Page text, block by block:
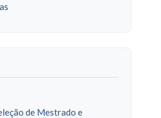
de Mestrado e